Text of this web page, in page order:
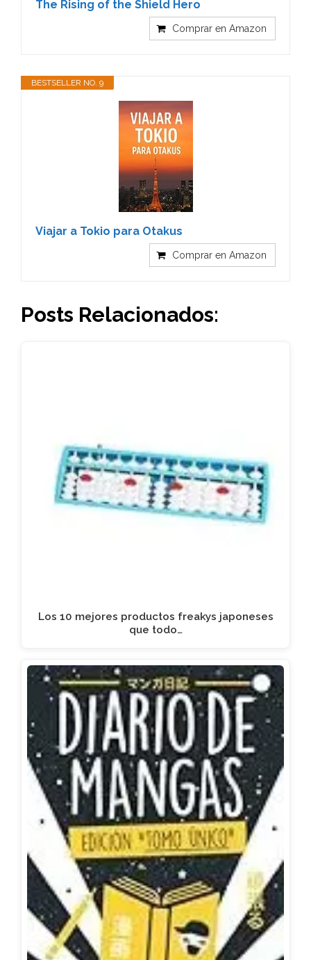
The Rising of the Shield Hero
Comprar en Amazon
BESTSELLER NO. 9
Viajar a Tokio para Otakus
Comprar en Amazon
Posts Relacionados:
Los 10 mejores productos freakys japoneses
que todo…